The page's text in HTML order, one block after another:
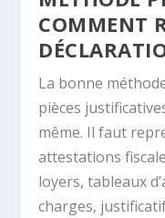
COMMENT
La bonne
pièces
même. Il faut
attestations
loyers, tableaux
charges,